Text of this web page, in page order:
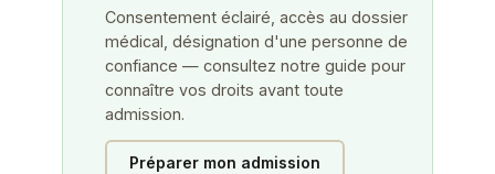
Consentement éclairé, accès au dossier
médical, désignation d'une personne de
confiance — consultez notre guide pour
connaître vos droits avant toute
admission.
Préparer mon admission